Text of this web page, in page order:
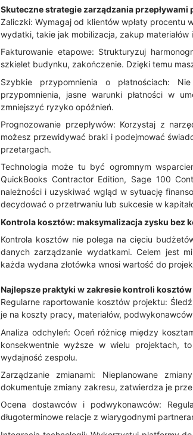
Skuteczne strategie zarządzania
Zaliczki: Wymagaj od klientów wpłaty
wydatki, takie jak mobilizacja, zakup
Fakturowanie etapowe: Strukturyzuj
szkielet budynku, zakończenie. Dzięki temu
Szybkie przypomnienia o płatnościach:
przypomnienia, jasne warunki płatności w
zmniejszyć ryzyko opóźnień.
Prognozowanie przepływów: Korzystaj z
możesz przewidywać braki i podejmować
przetargach.
Technologia może tu być ogromnym
QuickBooks Contractor Edition, Sage 100
należności i uzyskiwać wgląd w sytuację
decydować o przetrwaniu lub sukcesie w
Kontrola kosztów: maksymalizacja zysku bez
Kontrola kosztów nie polega na cięciu
danych zarządzanie wydatkami. Celem jest
każda wydana złotówka wnosi wartość do
Najlepsze praktyki w zakresie kontroli
Regularne raportowanie kosztów projektu:
je na koszty pracy, materiałów,
Analiza odchyleń: Oceń różnicę między
konsekwentnie wyższe w wielu projektach,
wydajność zespołu.
Zarządzanie zmianami: Nieplanowane
dokumentuje zmiany zakresu, zatwierdza je
Ocena dostawców i podwykonawców:
długoterminowe relacje z wiarygodnymi